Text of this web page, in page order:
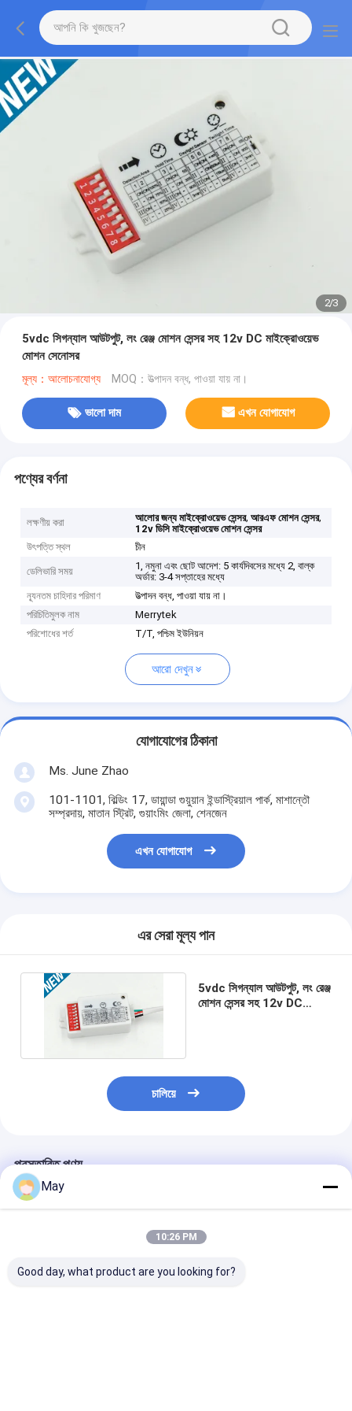
2/3
5vdc সিগন্যাল আউটপুট, লং রেঞ্জ মোশন সেন্সর সহ 12v DC মাইক্রোওয়েভ
মোশন সেনোসর
মূল্য：আলোচনাযোগ্য MOQ：উত্পাদন বন্ধ, পাওয়া যায় না।
ভালো দাম এখন যোগাযোগ
পণ্যের বর্ণনা
লক্ষণীয় করা আলোর জন্য মাইক্রোওয়েভ সেন্সর,আরএফ মোশন সেন্সর,
12v ডিসি মাইক্রোওয়েভ মোশন সেন্সর
উৎপত্তি স্থল
চীন
ডেলিভারি সময়
1, নমুনা এবং ছোট আদেশ: 5 কার্যদিবসের মধ্যে 2, বাল্ক
অর্ডার: 3-4 সপ্তাহের মধ্যে
ন্যূনতম চাহিদার পরিমাণ
উত্পাদন বন্ধ, পাওয়া যায় না।
পরিচিতিমুলক নাম
Merrytek
পরিশোধের শর্ত
T/T, পশ্চিম ইউনিয়ন
আরো দেখুন
যোগাযোগের ঠিকানা
Ms. June Zhao
101-1101, বিল্ডিং 17, ডায়ান্ডা গুয়ুয়ান ইন্ডাস্ট্রিয়াল পার্ক, মাশান্তৌ
সম্প্রদায়, মাতান স্ট্রিট, গুয়াংমিং জেলা, শেনজেন
এখন যোগাযোগ
এর সেরা মূল্য পান
5vdc সিগন্যাল আউটপুট, লং রেঞ্জ
মোশন সেন্সর সহ 12v DC
চালিয়ে
প্রস্তাবিত পণ্য
May
10:26 PM
Good day, what product are you looking for?